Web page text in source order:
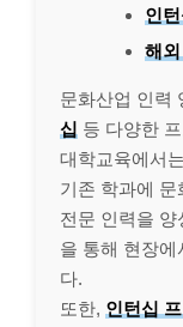
인
해
문화산업 인력
십 등 다양한
대학교육에서는
기존 학과에 문
전문 인력을
을 통해 현장에
다.
또한, 인턴십